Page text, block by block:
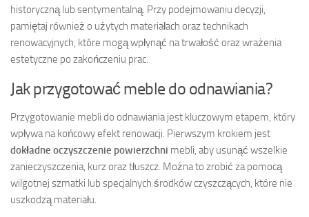
historyczną lub sentymentalną. Przy podejmowaniu decyzji,
pamiętaj również o użytych materiałach oraz technikach
renowacyjnych, które mogą wpłynąć na trwałość oraz wrażenia
estetyczne po zakończeniu prac.
Jak przygotować meble do odnawiania?
Przygotowanie mebli do odnawiania jest kluczowym etapem, który
wpływa na końcowy efekt renowacji. Pierwszym krokiem jest
dokładne oczyszczenie powierzchni mebli, aby usunąć wszelkie
zanieczyszczenia, kurz oraz tłuszcz. Można to zrobić za pomocą
wilgotnej szmatki lub specjalnych środków czyszczących, które nie
uszkodzą materiału.